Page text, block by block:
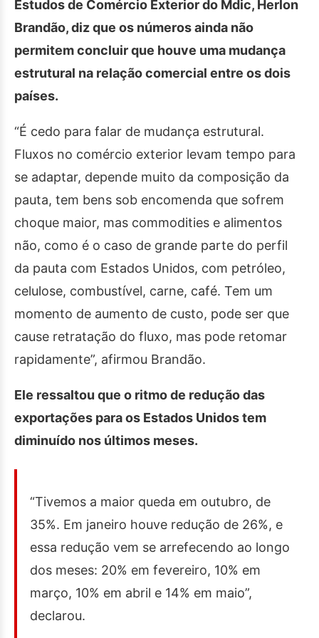
Estudos de Comércio Exterior do Mdic, Herlon
Brandão, diz que os números ainda não
permitem concluir que houve uma mudança
estrutural na relação comercial entre os dois
países.
“É cedo para falar de mudança estrutural.
Fluxos no comércio exterior levam tempo para
se adaptar, depende muito da composição da
pauta, tem bens sob encomenda que sofrem
choque maior, mas commodities e alimentos
não, como é o caso de grande parte do perfil
da pauta com Estados Unidos, com petróleo,
celulose, combustível, carne, café. Tem um
momento de aumento de custo, pode ser que
cause retratação do fluxo, mas pode retomar
rapidamente”, afirmou Brandão.
Ele ressaltou que o ritmo de redução das
exportações para os Estados Unidos tem
diminuído nos últimos meses.
“Tivemos a maior queda em outubro, de
35%. Em janeiro houve redução de 26%, e
essa redução vem se arrefecendo ao longo
dos meses: 20% em fevereiro, 10% em
março, 10% em abril e 14% em maio”,
declarou.